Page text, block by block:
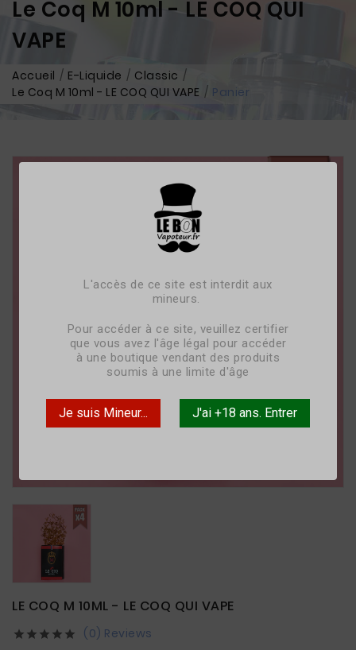
L'accès de ce site est interdit aux
mineurs.
Pour accéder à ce site, veuillez certifier
que vous avez l'âge légal pour accéder
à une boutique vendant des produits
soumis à une limite d'âge
Je suis Mineur... J'ai +18 ans. Entrer
Le Coq M 10ml - LE COQ QUI
VAPE
Accueil E-Liquide
Classic
Le Coq M 10ml - LE COQ QUI VAPE
Panier
LE COQ M 10ML - LE COQ QUI VAPE
     (0) Reviews